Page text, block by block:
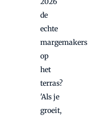
de
echte
margemakers
op
het
terras?
'Als je
groeit,